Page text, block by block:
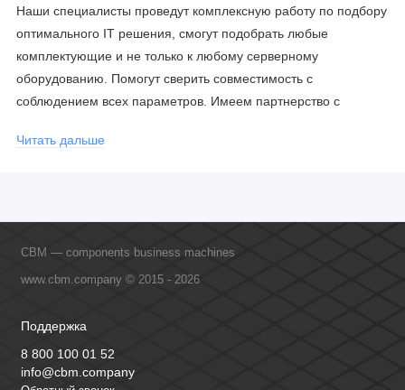
Наши специалисты проведут комплексную работу по подбору
оптимального IT решения, смогут подобрать любые
комплектующие и не только к любому серверному
оборудованию. Помогут сверить совместимость с
соблюдением всех параметров. Имеем партнерство с
обучение сотрудников, что позволяет исключить ошибки даже
Читать дальше
CBM — components business machines
www.cbm.company © 2015 - 2026
Поддержка
8 800 100 01 52
info@cbm.company